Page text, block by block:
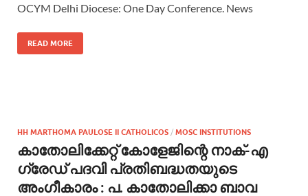
OCYM Delhi Diocese: One Day Conference. News
READ MORE
HH MARTHOMA PAULOSE II CATHOLICOS / MOSC INSTITUTIONS
കാതോലിക്കേറ്റ് കോളേജിന്റെ നാക്-എ
ഗ്രേഡ് പദവി പ്രതിബദ്ധതയുടെ
അംഗീകാരം : പ. കാതോലിക്കാ ബാവ